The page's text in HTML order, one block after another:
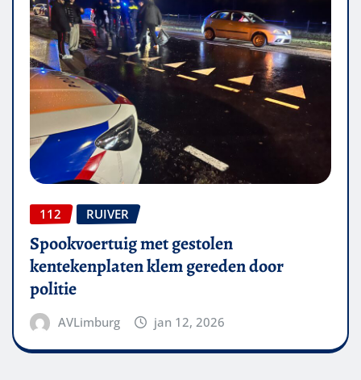
112 RUIVER
Spookvoertuig met gestolen
kentekenplaten klem gereden door
politie
AVLimburg jan 12, 2026